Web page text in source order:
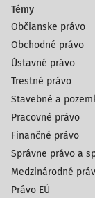
Témy
Občianske právo
Obchodné právo
Ústavné právo
Trestné právo
Stavebné a
Pracovné právo
Finančné právo
Správne právo a
Medzinárodné
Právo EÚ